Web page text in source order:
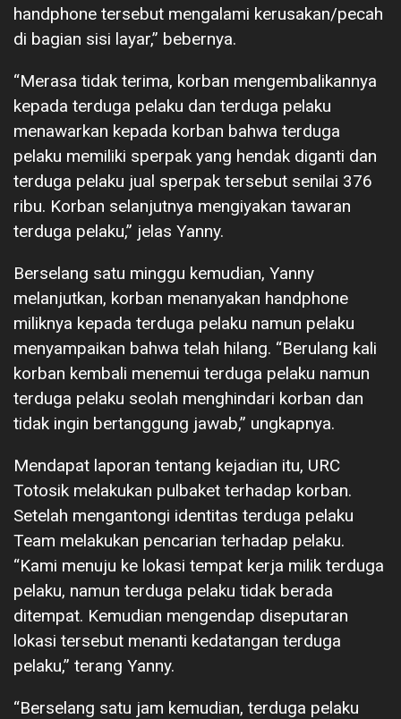
handphone tersebut mengalami kerusakan/pecah
di bagian sisi layar,” bebernya.
“Merasa tidak terima, korban mengembalikannya
kepada terduga pelaku dan terduga pelaku
menawarkan kepada korban bahwa terduga
pelaku memiliki sperpak yang hendak diganti dan
terduga pelaku jual sperpak tersebut senilai 376
ribu. Korban selanjutnya mengiyakan tawaran
terduga pelaku,” jelas Yanny.
Berselang satu minggu kemudian, Yanny
melanjutkan, korban menanyakan handphone
miliknya kepada terduga pelaku namun pelaku
menyampaikan bahwa telah hilang. “Berulang kali
korban kembali menemui terduga pelaku namun
terduga pelaku seolah menghindari korban dan
tidak ingin bertanggung jawab,” ungkapnya.
Mendapat laporan tentang kejadian itu, URC
Totosik melakukan pulbaket terhadap korban.
Setelah mengantongi identitas terduga pelaku
Team melakukan pencarian terhadap pelaku.
“Kami menuju ke lokasi tempat kerja milik terduga
pelaku, namun terduga pelaku tidak berada
ditempat. Kemudian mengendap diseputaran
lokasi tersebut menanti kedatangan terduga
pelaku,” terang Yanny.
“Berselang satu jam kemudian, terduga pelaku